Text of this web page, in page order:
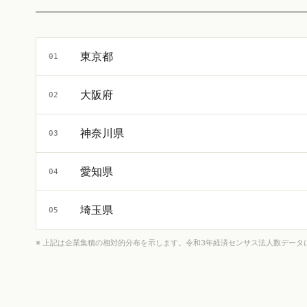
01 東京都
02 大阪府
03 神奈川県
04 愛知県
05 埼玉県
※ 上記は企業集積の相対的分布を示します。令和3年経済センサス法人数データ